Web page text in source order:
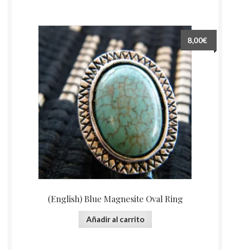
(English) Blue Magnesite Oval Ring
8,00€
Añadir al carrito